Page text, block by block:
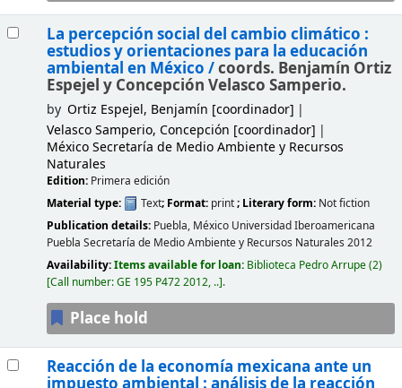
La percepción social del cambio climático :
estudios y orientaciones para la educación
ambiental en México /coords. Benjamín Ortiz
Espejel y Concepción Velasco Samperio.
by Ortiz Espejel, Benjamín [coordinador]
Velasco Samperio, Concepción [coordinador]
México Secretaría de Medio Ambiente y Recursos
Naturales
Edition: Primera edición
Material type:
Text; Format: print; Literary form: Not fiction
Publication details: Puebla, México Universidad Iberoamericana
Puebla Secretaría de Medio Ambiente y Recursos Naturales 2012
Availability:Items available for loan: Biblioteca Pedro Arrupe(2)
Call number:GE 195 P472 2012, .. .
Place hold
Reacción de la economía mexicana ante un